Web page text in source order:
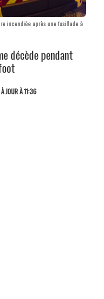
incendiée après une fusillade à
décède pendant
JOUR À 11:36